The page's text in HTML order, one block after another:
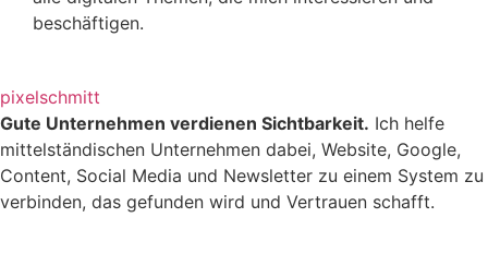
beschäftigen.
pixelschmitt
Gute Unternehmen verdienen Sichtbarkeit. Ich helfe
mittelständischen Unternehmen dabei, Website, Google,
Content, Social Media und Newsletter zu einem System zu
verbinden, das gefunden wird und Vertrauen schafft.